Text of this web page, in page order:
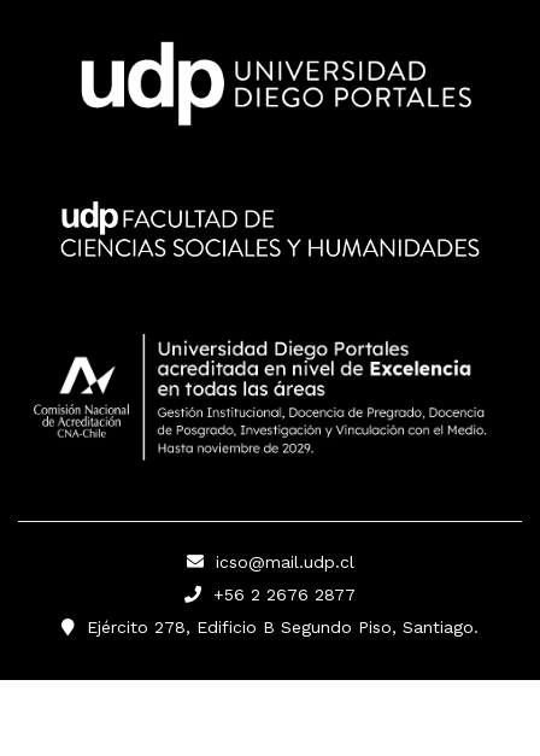
icso@mail.udp.cl
+56 2 2676 2877
Ejército 278, Edificio B Segundo Piso, Santiago.